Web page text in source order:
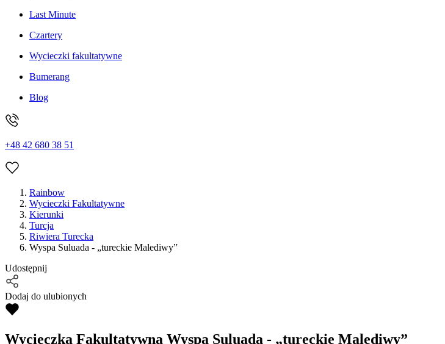
Last Minute
Czartery
Wycieczki fakultatywne
Bumerang
Blog
+48 42 680 38 51
Rainbow
Wycieczki Fakultatywne
Kierunki
Turcja
Riwiera Turecka
Wyspa Suluada - „tureckie Malediwy”
Udostępnij
Dodaj do ulubionych
Wycieczka Fakultatywna Wyspa Suluada - „tureckie Malediwy”